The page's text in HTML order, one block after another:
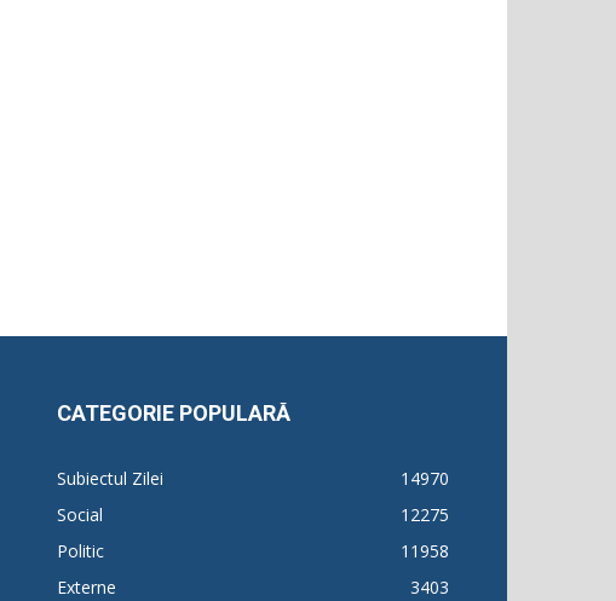
CATEGORIE POPULARĂ
Subiectul Zilei
14970
Social
12275
Politic
11958
Externe
3403